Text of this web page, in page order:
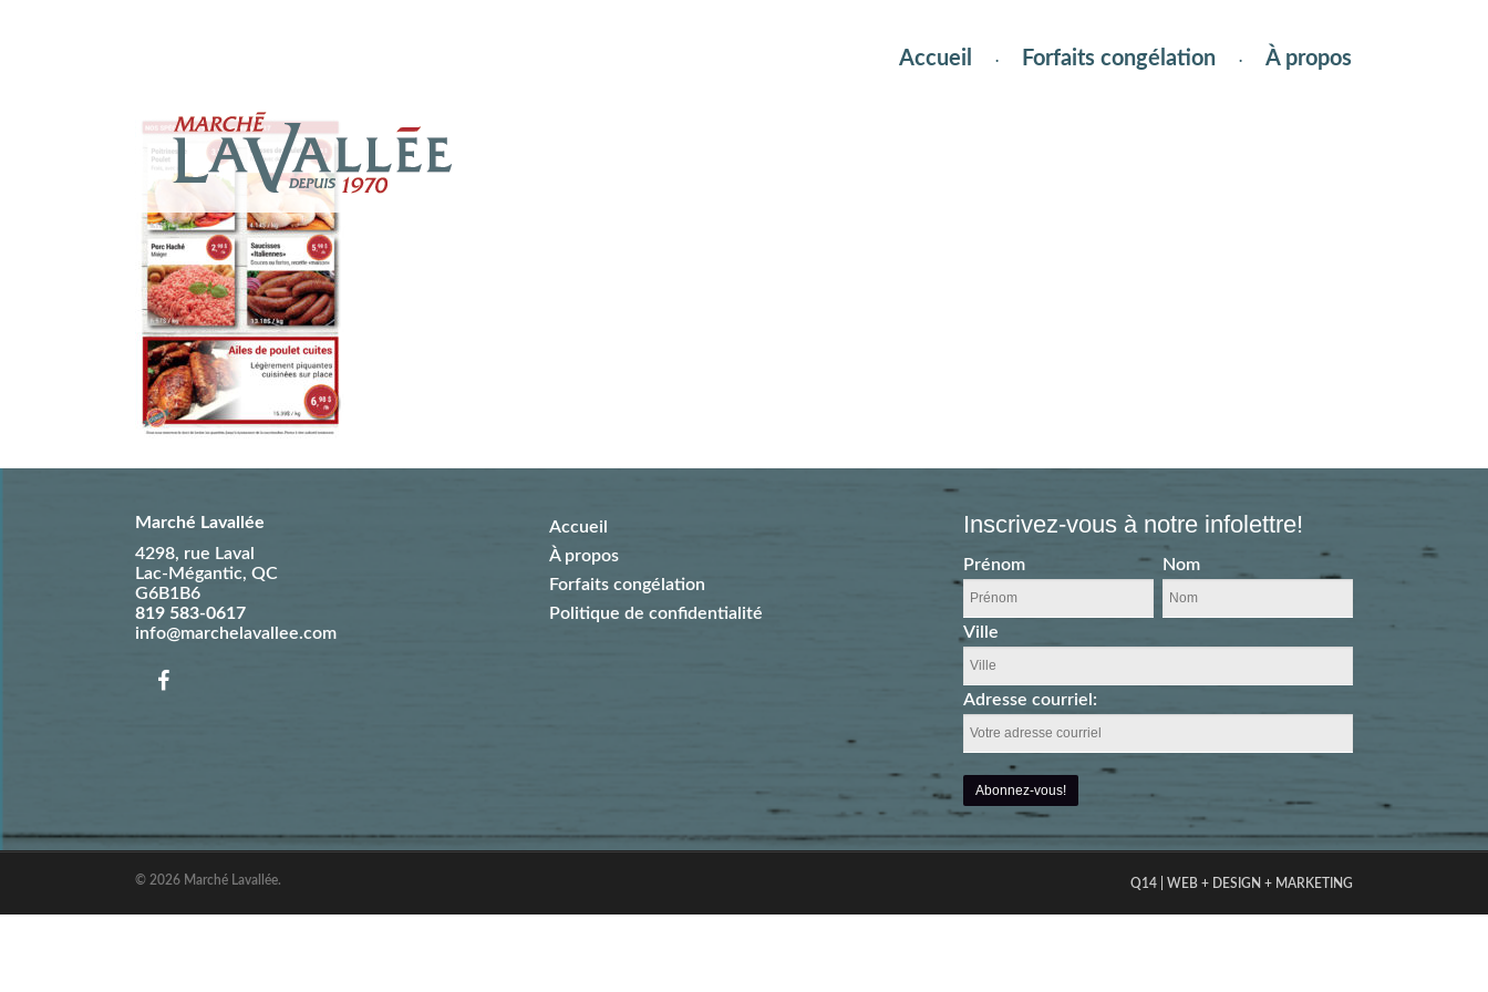
Accueil Forfaits congélation À propos
Marché Lavallée
4298, rue Laval
Lac-Mégantic, QC
G6B1B6
819 583-0617
info@marchelavallee.com
Accueil
À propos
Forfaits congélation
Politique de confidentialité
Inscrivez-vous à notre infolettre!
Prénom Nom
Ville
Adresse courriel:
© 2026 Marché Lavallée. Q14 | WEB + DESIGN + MARKETING